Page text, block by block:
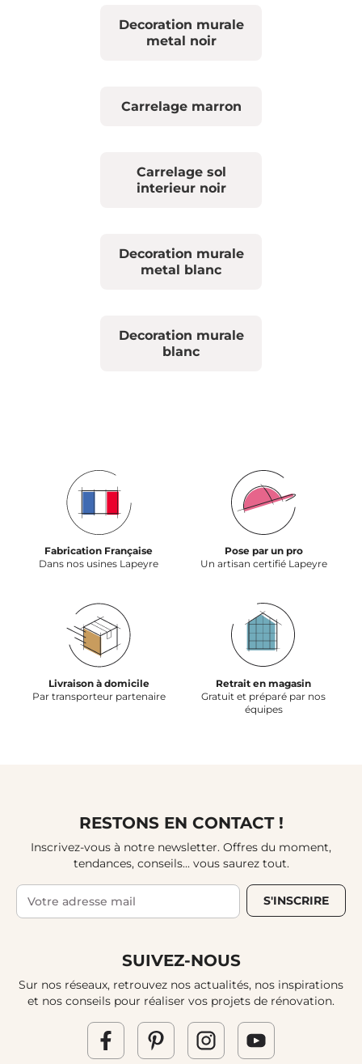
Decoration murale
metal noir
Carrelage marron
Carrelage sol
interieur noir
Decoration murale
metal blanc
Decoration murale
blanc
Fabrication Française
Dans nos usines Lapeyre
Pose par un pro
Un artisan certifié Lapeyre
Livraison à domicile
Par transporteur partenaire
Retrait en magasin
Gratuit et préparé par nos
équipes
RESTONS EN CONTACT !
Inscrivez-vous à notre newsletter. Offres du moment,
tendances, conseils... vous saurez tout.
S'INSCRIRE
SUIVEZ-NOUS
Sur nos réseaux, retrouvez nos actualités, nos inspirations
et nos conseils pour réaliser vos projets de rénovation.